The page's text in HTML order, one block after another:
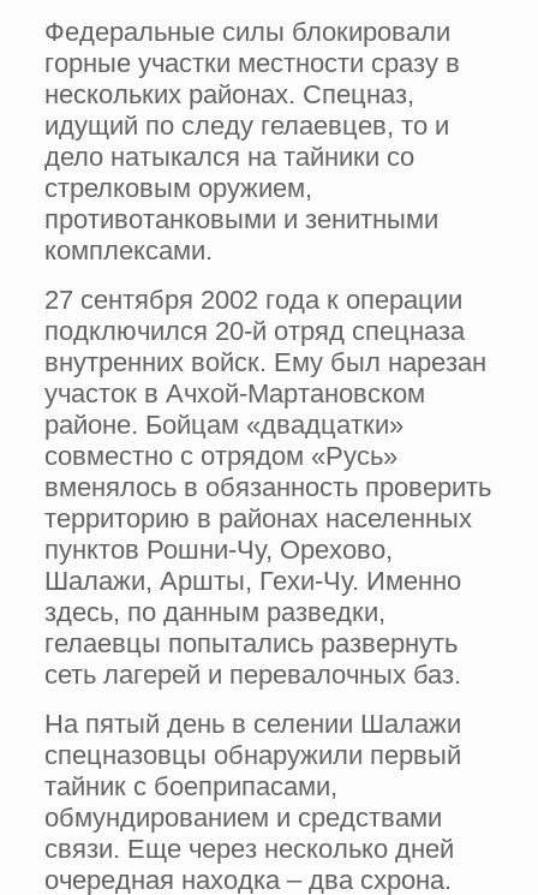
Федеральные силы блокировали
горные участки местности сразу в
нескольких районах. Спецназ,
идущий по следу гелаевцев, то и
дело натыкался на тайники со
стрелковым оружием,
противотанковыми и зенитными
комплексами.
27 сентября 2002 года к операции
подключился 20-й отряд спецназа
внутренних войск. Ему был нарезан
участок в Ачхой-Мартановском
районе. Бойцам «двадцатки»
совместно с отрядом «Русь»
вменялось в обязанность проверить
территорию в районах населенных
пунктов Рошни-Чу, Орехово,
Шалажи, Аршты, Гехи-Чу. Именно
здесь, по данным разведки,
гелаевцы попытались развернуть
сеть лагерей и перевалочных баз.
На пятый день в селении Шалажи
спецназовцы обнаружили первый
тайник с боеприпасами,
обмундированием и средствами
связи. Еще через несколько дней
очередная находка – два схрона.